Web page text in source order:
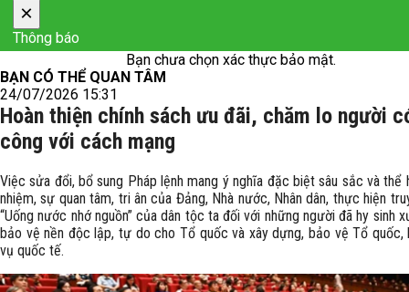
×
Thông báo
Bạn chưa chọn xác thực bảo mật.
BẠN CÓ THỂ QUAN TÂM
24/07/2026 15:31
Hoàn thiện chính sách ưu đãi, chăm lo người
công với cách mạng
Việc sửa đổi, bổ sung Pháp lệnh mang ý nghĩa đặc biệt sâu sắc và thể
nhiệm, sự quan tâm, tri ân của Đảng, Nhà nước, Nhân dân, thực hiện
“Uống nước nhớ nguồn” của dân tộc ta đối với những người đã hy sinh
bảo vệ nền độc lập, tự do cho Tổ quốc và xây dựng, bảo vệ Tổ quốc,
vụ quốc tế.